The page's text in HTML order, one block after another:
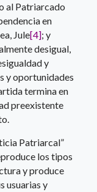
al Patriarcado
en
Jule[4]; y
desigual,
y
y oportunidades
termina en
preexistente
Patriarcal”
los tipos
y produce
usuarias y